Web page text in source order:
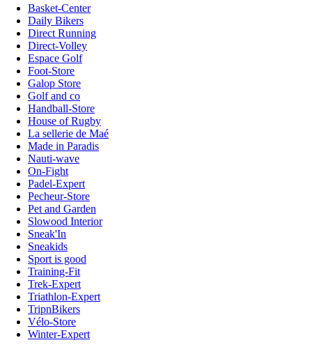
Basket-Center
Daily Bikers
Direct Running
Direct-Volley
Espace Golf
Foot-Store
Galop Store
Golf and co
Handball-Store
House of Rugby
La sellerie de Maé
Made in Paradis
Nauti-wave
On-Fight
Padel-Expert
Pecheur-Store
Pet and Garden
Slowood Interior
Sneak'In
Sneakids
Sport is good
Training-Fit
Trek-Expert
Triathlon-Expert
TripnBikers
Vélo-Store
Winter-Expert